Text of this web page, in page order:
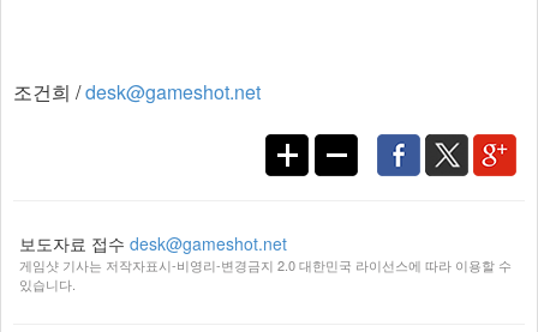
조건희 /desk@gameshot.net
보도자료 접수 desk@gameshot.net
게임샷 기사는 저작자표시-비영리-변경금지 2.0 대한민국 라이선스에 따라 이용할 수
있습니다.